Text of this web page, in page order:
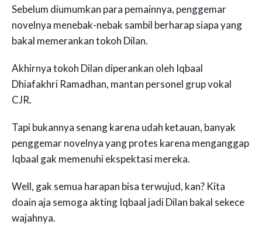
Sebelum diumumkan para pemainnya, penggemar
novelnya menebak-nebak sambil berharap siapa yang
bakal memerankan tokoh Dilan.
Akhirnya tokoh Dilan diperankan oleh Iqbaal
Dhiafakhri Ramadhan, mantan personel grup vokal
CJR.
Tapi bukannya senang karena udah ketauan, banyak
penggemar novelnya yang protes karena menganggap
Iqbaal gak memenuhi ekspektasi mereka.
Well, gak semua harapan bisa terwujud, kan? Kita
doain aja semoga akting Iqbaal jadi Dilan bakal sekece
wajahnya.